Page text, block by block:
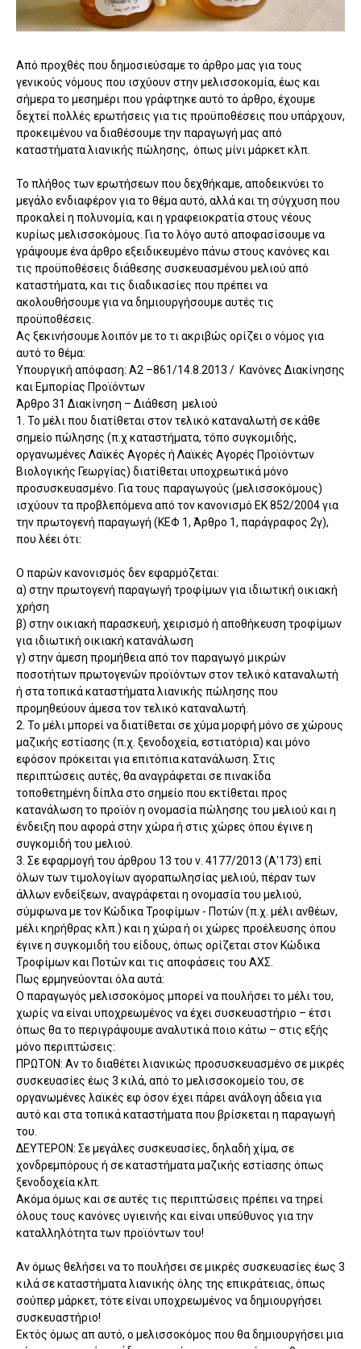
Από προχθές που δημοσιεύσαμε το άρθρο μας για τους
γενικούς νόμους που ισχύουν στην μελισσοκομία, έως και
σήμερα το μεσημέρι που γράφτηκε αυτό το άρθρο, έχουμε
δεχτεί πολλές ερωτήσεις για τις προϋποθέσεις που υπάρχουν,
προκειμένου να διαθέσουμε την παραγωγή μας από
καταστήματα λιανικής πώλησης, όπως μίνι μάρκετ κλπ.
Το πλήθος των ερωτήσεων που δεχθήκαμε, αποδεικνύει το
μεγάλο ενδιαφέρον για το θέμα αυτό, αλλά και τη σύγχυση που
προκαλεί η πολυνομία, και η γραφειοκρατία στους νέους
κυρίως μελισσοκόμους. Για το λόγο αυτό αποφασίσουμε να
γράψουμε ένα άρθρο εξειδικευμένο πάνω στους κανόνες και
τις προϋποθέσεις διάθεσης συσκευασμένου μελιού από
καταστήματα, και τις διαδικασίες που πρέπει να
ακολουθήσουμε για να δημιουργήσουμε αυτές τις
προϋποθέσεις.
Ας ξεκινήσουμε λοιπόν με το τι ακριβώς ορίζει ο νόμος για
αυτό το θέμα:
Υπουργική απόφαση: Α2 –861/14.8.2013 / Κανόνες Διακίνησης
και Εμπορίας Προϊόντων
Άρθρο 31 Διακίνηση – Διάθεση μελιού
1. Το μέλι που διατίθεται στον τελικό καταναλωτή σε κάθε
σημείο πώλησης (π.χ καταστήματα, τόπο συγκομιδής,
οργανωμένες Λαϊκές Αγορές ή Λαϊκές Αγορές Προϊόντων
Βιολογικής Γεωργίας) διατίθεται υποχρεωτικά μόνο
προσυσκευασμένο. Για τους παραγωγούς (μελισσοκόμους)
ισχύουν τα προβλεπόμενα από τον κανονισμό ΕΚ 852/2004 για
την πρωτογενή παραγωγή (ΚΕΦ 1, Άρθρο 1, παράγραφος 2γ),
που λέει ότι:
Ο παρών κανονισμός δεν εφαρμόζεται:
α) στην πρωτογενή παραγωγή τροφίμων για ιδιωτική οικιακή
χρήση
β) στην οικιακή παρασκευή, χειρισμό ή αποθήκευση τροφίμων
για ιδιωτική οικιακή κατανάλωση
γ) στην άμεση προμήθεια από τον παραγωγό μικρών
ποσοτήτων πρωτογενών προϊόντων στον τελικό καταναλωτή
ή στα τοπικά καταστήματα λιανικής πώλησης που
προμηθεύουν άμεσα τον τελικό καταναλωτή.
2. Το μέλι μπορεί να διατίθεται σε χύμα μορφή μόνο σε χώρους
μαζικής εστίασης (π.χ. ξενοδοχεία, εστιατόρια) και μόνο
εφόσον πρόκειται για επιτόπια κατανάλωση. Στις
περιπτώσεις αυτές, θα αναγράφεται σε πινακίδα
τοποθετημένη δίπλα στο σημείο που εκτίθεται προς
κατανάλωση το προϊόν η ονομασία πώλησης του μελιού και η
ένδειξη που αφορά στην χώρα ή στις χώρες όπου έγινε η
συγκομιδή του μελιού.
3. Σε εφαρμογή του άρθρου 13 του ν. 4177/2013 (Α'173) επί
όλων των τιμολογίων αγοραπωλησίας μελιού, πέραν των
άλλων ενδείξεων, αναγράφεται η ονομασία του μελιού,
σύμφωνα με τον Κώδικα Τροφίμων - Ποτών (π.χ. μέλι ανθέων,
μέλι κηρήθρας κλπ.) και η χώρα ή οι χώρες προέλευσης όπου
έγινε η συγκομιδή του είδους, όπως ορίζεται στον Κώδικα
Τροφίμων και Ποτών και τις αποφάσεις του ΑΧΣ.
Πως ερμηνεύονται όλα αυτά:
Ο παραγωγός μελισσοκόμος μπορεί να πουλήσει το μέλι του,
χωρίς να είναι υποχρεωμένος να έχει συσκευαστήριο – έτσι
όπως θα το περιγράψουμε αναλυτικά ποιο κάτω – στις εξής
μόνο περιπτώσεις:
ΠΡΩΤΟΝ: Αν το διαθέτει λιανικώς προσυσκευασμένο σε μικρές
συσκευασίες έως 3 κιλά, από το μελισσοκομείο του, σε
οργανωμένες λαϊκές εφ όσον έχει πάρει ανάλογη άδεια για
αυτό και στα τοπικά καταστήματα που βρίσκεται η παραγωγή
του.
ΔΕΥΤΕΡΟΝ: Σε μεγάλες συσκευασίες, δηλαδή χίμα, σε
χονδρεμπόρους ή σε καταστήματα μαζικής εστίασης όπως
ξενοδοχεία κλπ.
Ακόμα όμως και σε αυτές τις περιπτώσεις πρέπει να τηρεί
όλους τους κανόνες υγιεινής και είναι υπεύθυνος για την
καταλληλότητα των προϊόντων του!
Αν όμως θελήσει να το πουλήσει σε μικρές συσκευασίες έως 3
κιλά σε καταστήματα λιανικής όλης της επικράτειας, όπως
σούπερ μάρκετ, τότε είναι υποχρεωμένος να δημιουργήσει
συσκευαστήριο!
Εκτός όμως απ αυτό, ο μελισσοκόμος που θα δημιουργήσει μια